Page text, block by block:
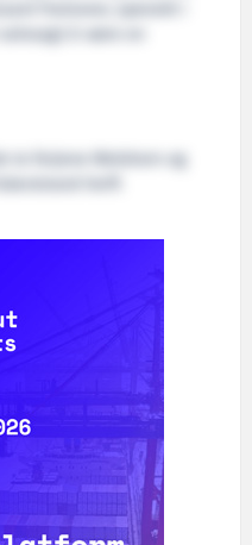
å være en
to ferjene Melshorn og